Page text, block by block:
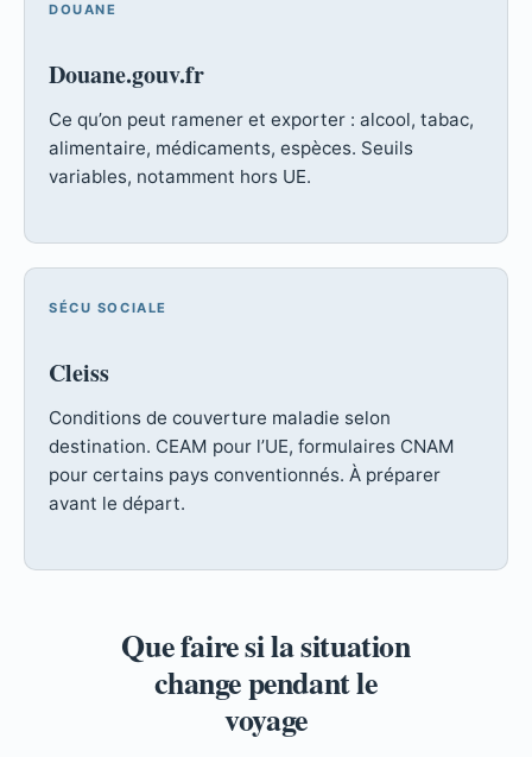
DOUANE
Douane.gouv.fr
Ce qu’on peut ramener et exporter : alcool, tabac,
alimentaire, médicaments, espèces. Seuils
variables, notamment hors UE.
SÉCU SOCIALE
Cleiss
Conditions de couverture maladie selon
destination. CEAM pour l’UE, formulaires CNAM
pour certains pays conventionnés. À préparer
avant le départ.
Que faire si la situation
change pendant le
voyage